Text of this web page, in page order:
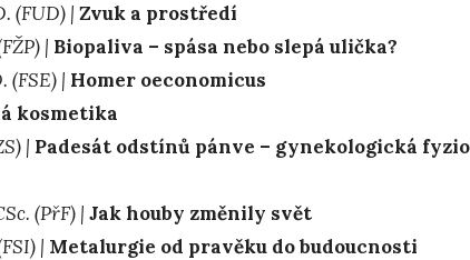
(FUD) | Zvuk a prostředí
| Biopaliva – spása nebo slepá ulička?
(FSE) | Homer oeconomicus
kosmetika
| Padesát odstínů pánve – gynekologická
(PřF) | Jak houby změnily svět
| Metalurgie od pravěku do budoucnosti